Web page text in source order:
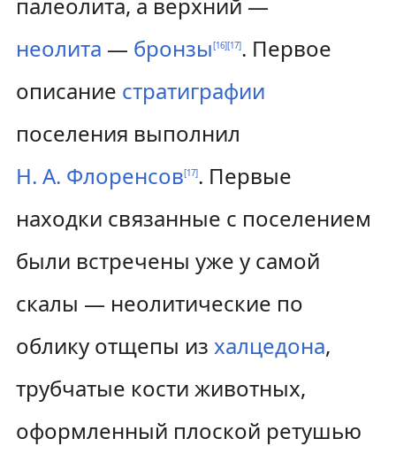
неолита — бронзы[16][17]. Первое
описание стратиграфии
поселения выполнил
Н. А. Флоренсов[17]. Первые
находки связанные с поселением
были встречены уже у самой
скалы — неолитические по
облику отщепы из халцедона,
трубчатые кости животных,
оформленный плоской ретушью